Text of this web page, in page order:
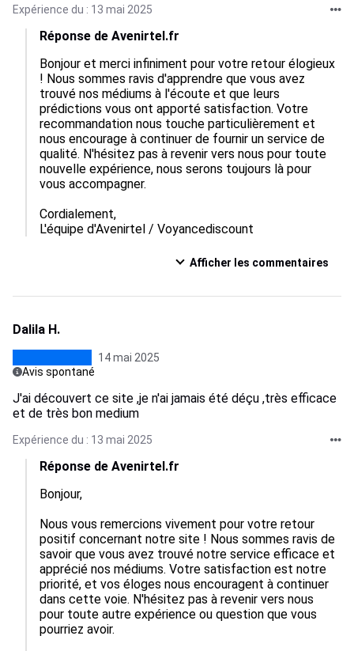
Expérience du : 13 mai 2025
Réponse de Avenirtel.fr
Bonjour et merci infiniment pour votre retour élogieux
! Nous sommes ravis d'apprendre que vous avez
trouvé nos médiums à l'écoute et que leurs
prédictions vous ont apporté satisfaction. Votre
recommandation nous touche particulièrement et
nous encourage à continuer de fournir un service de
qualité. N'hésitez pas à revenir vers nous pour toute
nouvelle expérience, nous serons toujours là pour
vous accompagner.
Cordialement,
L'équipe d'Avenirtel / Voyancediscount
Afficher les commentaires
Dalila H.
14 mai 2025
Avis spontané
J'ai découvert ce site ,je n'ai jamais été déçu ,très efficace
et de très bon medium
Expérience du : 13 mai 2025
Réponse de Avenirtel.fr
Bonjour,
Nous vous remercions vivement pour votre retour
positif concernant notre site ! Nous sommes ravis de
savoir que vous avez trouvé notre service efficace et
apprécié nos médiums. Votre satisfaction est notre
priorité, et vos éloges nous encouragent à continuer
dans cette voie. N'hésitez pas à revenir vers nous
pour toute autre expérience ou question que vous
pourriez avoir.